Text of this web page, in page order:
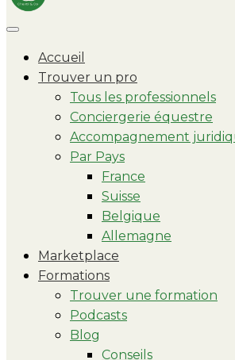
Accueil
Trouver un pro
Tous les professionnels
Conciergerie équestre
Accompagnement
Par Pays
France
Suisse
Belgique
Allemagne
Marketplace
Formations
Trouver une formation
Podcasts
Blog
Conseils